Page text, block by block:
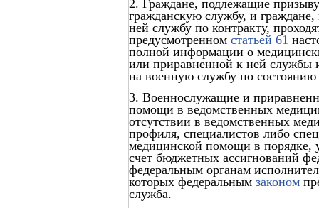
2. Граждане, подлежащие
гражданскую службу, и
ней службу по контракту,
предусмотренном статьей 61
полной информации о
или приравненной к ней службы
на военную службу по состоянию
3. Военнослужащие и
помощи в ведомственных
отсутствии в ведомственных
профиля, специалистов либо
медицинской помощи в порядке,
счет бюджетных ассигнований
федеральным органам
которых федеральным законом
служба.